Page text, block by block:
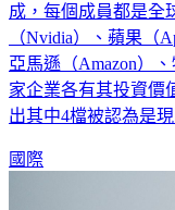
成，每個成員都是全
（Nvidia）、蘋果（
亞馬遜（Amazon）
家企業各有其投資價
出其中4檔被認為是
國際